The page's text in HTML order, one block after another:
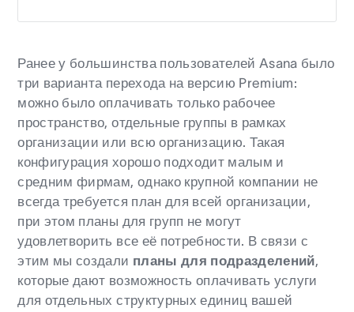
Ранее у большинства пользователей Asana было
три варианта перехода на версию Premium:
можно было оплачивать только рабочее
пространство, отдельные группы в рамках
организации или всю организацию. Такая
конфигурация хорошо подходит малым и
средним фирмам, однако крупной компании не
всегда требуется план для всей организации,
при этом планы для групп не могут
удовлетворить все её потребности. В связи с
этим мы создали планы для подразделений,
которые дают возможность оплачивать услуги
для отдельных структурных единиц вашей